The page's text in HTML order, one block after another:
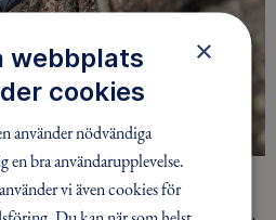
×
webbplats
cookies
använder nödvändiga
en bra användarupplevelse.
vi även cookies för